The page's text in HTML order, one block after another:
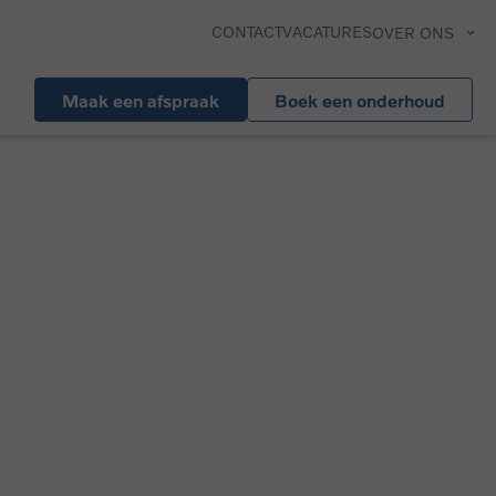
CONTACTVACATURESOVER ONS
Maak een afspraak Boek een onderhoud